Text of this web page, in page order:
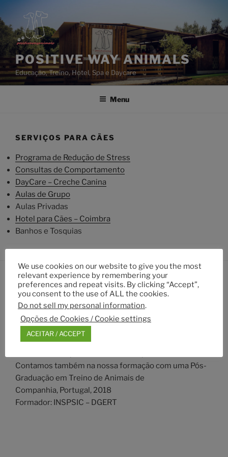
para
o
conteúdo
POSITIVE WAY ANIMALS
Educação, Treino, Hotel, Spa e Daycare
Menu
SERVIÇOS PARA CÃES
Programa de Redução de Stress
Consultas de Comportamento
DayCare – Creche Canina
Aulas de Grupo
Aulas Privadas
Hotel para Cães – Coimbra
Banhos e Tosquias
ACERCA DO SITE
Aqui encontra informação sobre a PositiveWay, sobre
os nossos cursos, os nossos serviços e os produtos
que vendemos. Somos uma equipa polivalente, onde
Contamos também na nossa formação com uma Pós-
Graduação em Treino de Animais de
Companhia, Portugal, 2018
Formador: INSPSIC – DGERT
We use cookies on our website to give you the most
relevant experience by remembering your
preferences and repeat visits. By clicking “Accept”,
you consent to the use of ALL the cookies.
Do not sell my personal information.
Opções de Cookies / Cookie settings
ACEITAR / ACCEPT